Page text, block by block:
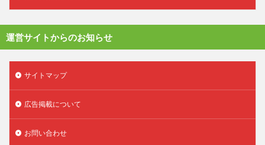
運営サイトからのお知らせ
サイトマップ
広告掲載について
お問い合わせ